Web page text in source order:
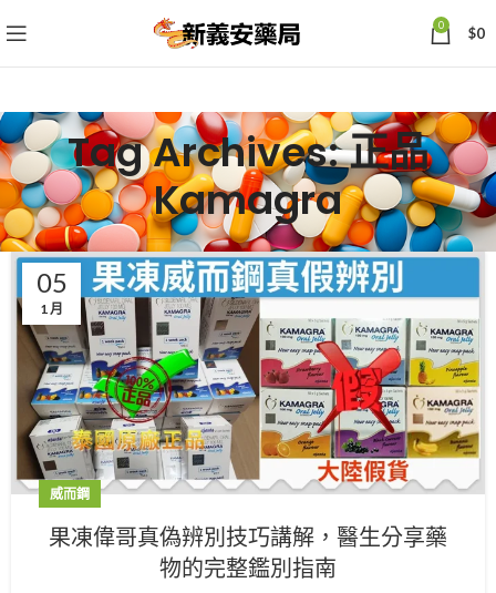
0 $0
Tag Archives: 正品
Kamagra
05
1 月
威而鋼
果凍偉哥真偽辨別技巧講解，醫生分享藥
物的完整鑑別指南